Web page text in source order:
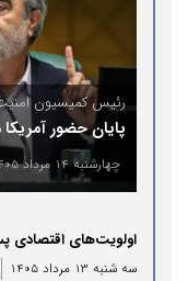
رئیس کمیسیون
پایان حضور
چهارشنبه 14 مرداد 1405
اولویت‌های اقتصادی
سه شنبه 13 مرداد 1405